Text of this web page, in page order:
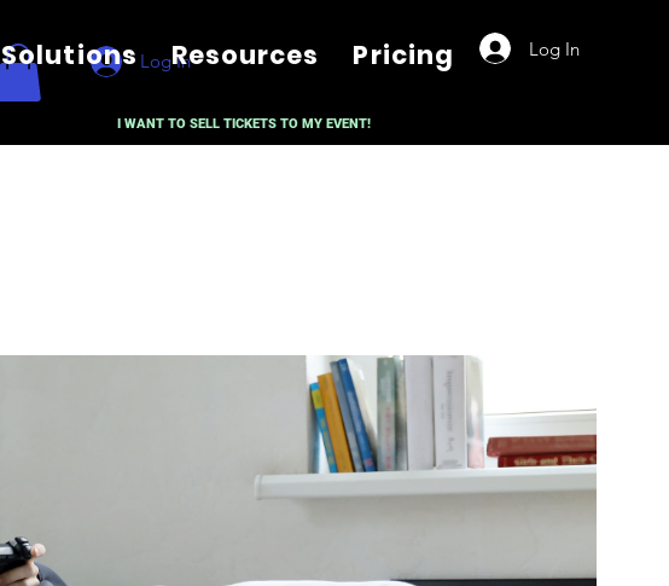
I WANT TO SELL TICKETS TO MY EVENT!
Log In
Log In
Solutions Resources Pricing